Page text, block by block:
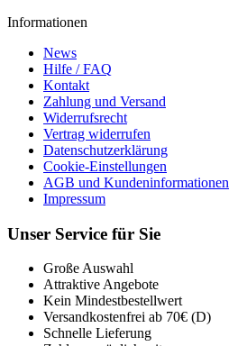
Informationen
News
Hilfe / FAQ
Kontakt
Zahlung und Versand
Widerrufsrecht
Vertrag widerrufen
Datenschutzerklärung
Cookie-Einstellungen
AGB und Kundeninformationen
Impressum
Unser Service für Sie
Große Auswahl
Attraktive Angebote
Kein Mindestbestellwert
Versandkostenfrei ab 70€ (D)
Schnelle Lieferung